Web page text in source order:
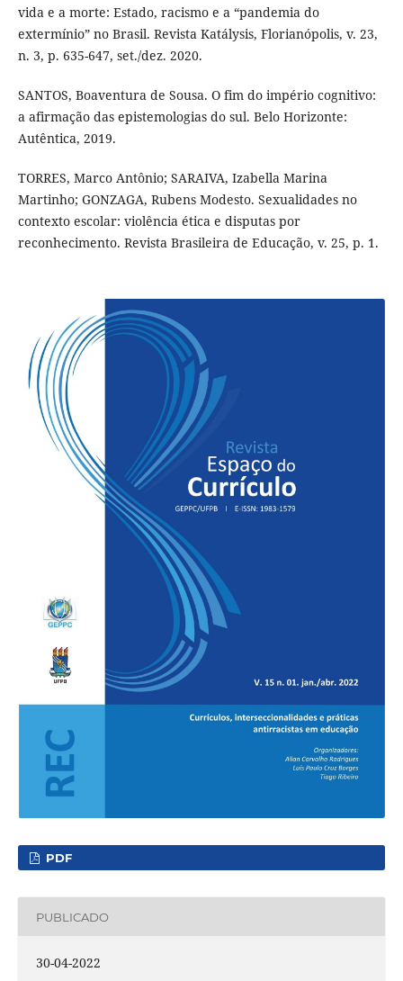
vida e a morte: Estado, racismo e a “pandemia do
extermínio” no Brasil. Revista Katálysis, Florianópolis, v. 23,
n. 3, p. 635-647, set./dez. 2020.
SANTOS, Boaventura de Sousa. O fim do império cognitivo:
a afirmação das epistemologias do sul. Belo Horizonte:
Autêntica, 2019.
TORRES, Marco Antônio; SARAIVA, Izabella Marina
Martinho; GONZAGA, Rubens Modesto. Sexualidades no
contexto escolar: violência ética e disputas por
reconhecimento. Revista Brasileira de Educação, v. 25, p. 1.
PDF
PUBLICADO
30-04-2022